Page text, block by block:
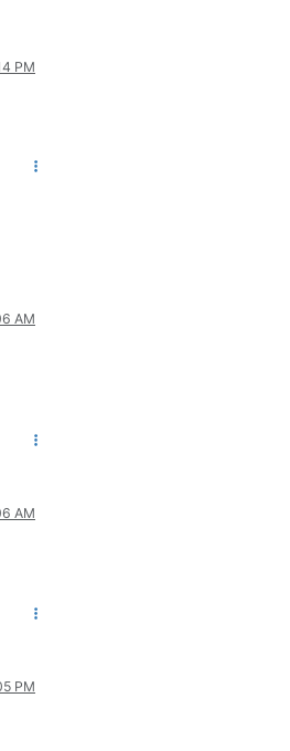
PM
AM
AM
PM